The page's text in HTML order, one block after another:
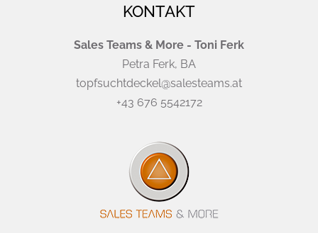
KONTAKT
Sales Teams & More - Toni Ferk
Petra Ferk, BA
topfsuchtdeckel@salesteams.at
+43 676 5542172